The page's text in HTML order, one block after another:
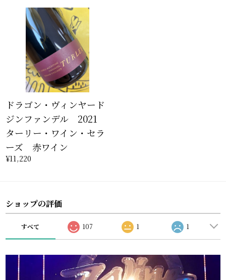
ドラゴン・ヴィンヤード
ジンファンデル 2021
ターリー・ワイン・セラ
ーズ 赤ワイン
¥11,220
ショップの評価
すべて 107 1 1